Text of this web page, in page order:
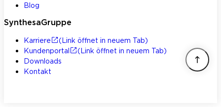
Blog
SynthesaGruppe
Karriere
(Link öffnet in neuem Tab)
Kundenportal
(Link öffnet in neuem Tab)
Downloads
Kontakt